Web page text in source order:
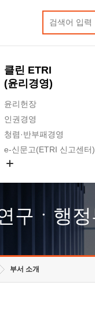
클린 ETRI
(윤리경영)
윤리헌장
인권경영
청렴·반부패경영
e-신문고(ETRI 신고센터)
고객의소리
수의계약 현황
구ㆍ행정
부서 소개